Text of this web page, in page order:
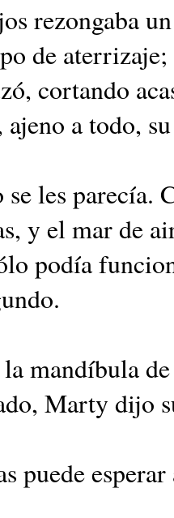
rezongaba
de
cortando
a todo,
les parecía.
y el mar de
podía
mandíbula
Marty dijo
esperar